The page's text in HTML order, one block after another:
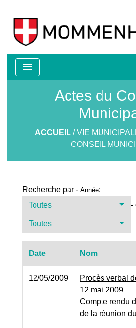
menu
Actes du
ACCUEIL/VIE
CONSEIL
Recherche par - Année:
Toutes
-
Toutes
Date Nom
12/05/2009
Procès verbal
12 mai 2009
Compte rendu
de la réunion